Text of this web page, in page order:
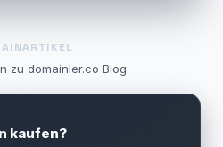
zu domainler.co Blog.
kaufen?